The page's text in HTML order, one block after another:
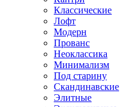
Классические
Лофт
Модерн
Прованс
Неоклассика
Минимализм
Под старину
Скандинавские
Элитные